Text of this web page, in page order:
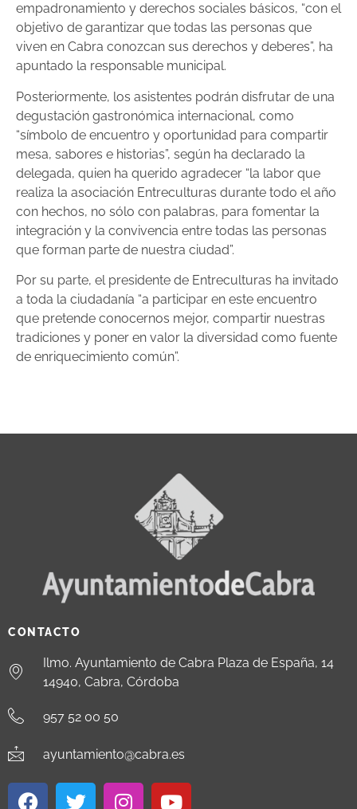
empadronamiento y derechos sociales básicos, “con el
objetivo de garantizar que todas las personas que
viven en Cabra conozcan sus derechos y deberes”, ha
apuntado la responsable municipal.
Posteriormente, los asistentes podrán disfrutar de una
degustación gastronómica internacional, como
“símbolo de encuentro y oportunidad para compartir
mesa, sabores e historias”, según ha declarado la
delegada, quien ha querido agradecer “la labor que
realiza la asociación Entreculturas durante todo el año
con hechos, no sólo con palabras, para fomentar la
integración y la convivencia entre todas las personas
que forman parte de nuestra ciudad”.
Por su parte, el presidente de Entreculturas ha invitado
a toda la ciudadanía “a participar en este encuentro
que pretende conocernos mejor, compartir nuestras
tradiciones y poner en valor la diversidad como fuente
de enriquecimiento común”.
CONTACTO
Ilmo. Ayuntamiento de Cabra Plaza de España, 14
14940, Cabra, Córdoba
957 52 00 50
ayuntamiento@cabra.es